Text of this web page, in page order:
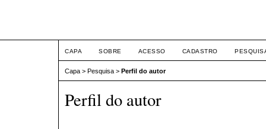
CAPA SOBRE ACESSO CADASTRO
Capa > Pesquisa > Perfil do autor
Perfil do autor